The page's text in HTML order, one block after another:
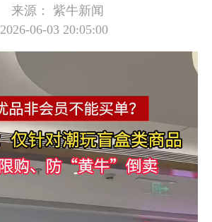
来源：
紫牛新闻
2026-06-03 20:05:00